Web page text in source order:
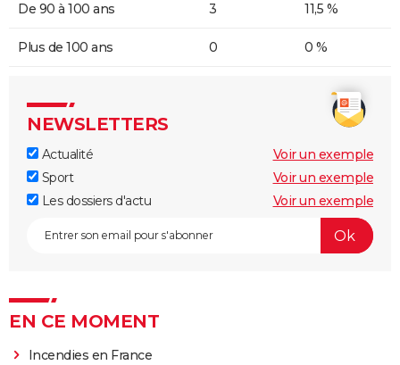
De 90 à 100 ans 3 11,5 %
Plus de 100 ans 0 0 %
NEWSLETTERS
Actualité
Voir un exemple
Sport
Voir un exemple
Les dossiers d'actu
Voir un exemple
EN CE MOMENT
Incendies en France